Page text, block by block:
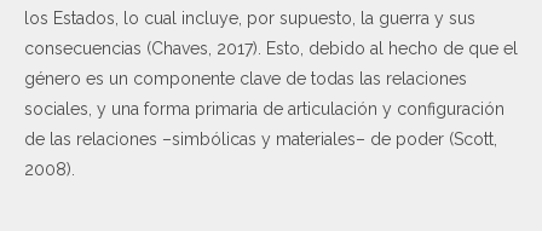
los Estados, lo cual incluye, por supuesto, la guerra y sus
consecuencias (Chaves, 2017). Esto, debido al hecho de que el
género es un componente clave de todas las relaciones
sociales, y una forma primaria de articulación y configuración
de las relaciones –simbólicas y materiales– de poder (Scott,
2008).